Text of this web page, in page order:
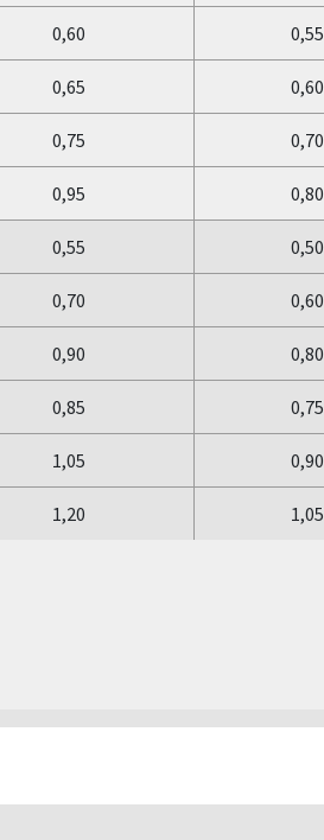
0,60 0,55
0,65 0,60
0,75 0,70
0,95 0,80
0,55 0,50
0,70 0,60
0,90 0,80
0,85 0,75
1,05 0,90
1,20 1,05